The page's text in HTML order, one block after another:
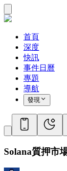
首頁
深度
快訊
事件日曆
專題
導航
發現
Solana質押市